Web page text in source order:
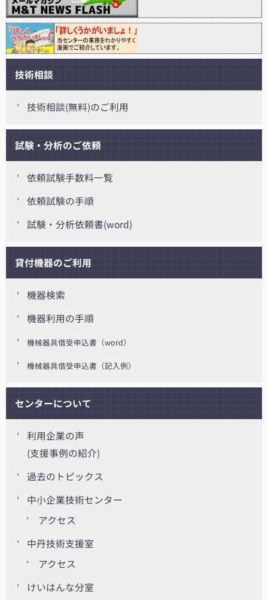
技術相談
技術相談(無料)のご利用
試験・分析のご依頼
依頼試験手数料一覧
依頼試験の手順
試験・分析依頼書(word)
貸付機器のご利用
機器検索
機器利用の手順
機械器具借受申込書（word）
機械器具借受申込書（記入例）
センターについて
利用企業の声
(支援事例の紹介)
過去のトピックス
中小企業技術センター
アクセス
中丹技術支援室
アクセス
けいはんな分室